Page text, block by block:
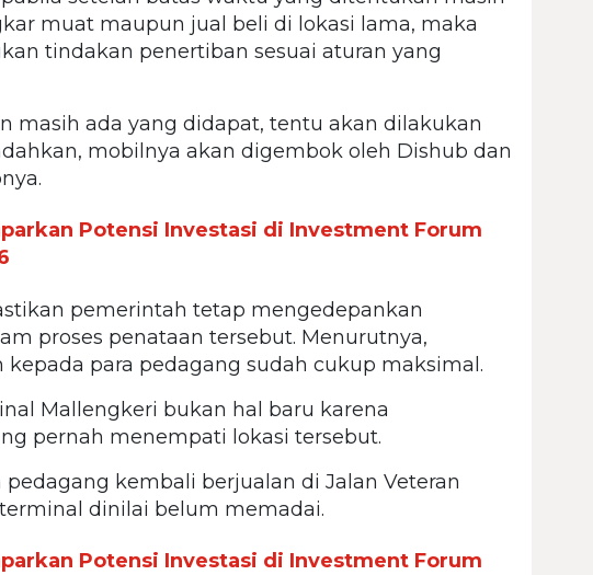
muat maupun jual beli di lokasi lama, maka
tindakan penertiban sesuai aturan yang
masih ada yang didapat, tentu akan dilakukan
mobilnya akan digembok oleh Dishub dan
Potensi Investasi di Investment Forum
pemerintah tetap mengedepankan
proses penataan tersebut. Menurutnya,
kepada para pedagang sudah cukup maksimal.
Mallengkeri bukan hal baru karena
pernah menempati lokasi tersebut.
kembali berjualan di Jalan Veteran
dinilai belum memadai.
Potensi Investasi di Investment Forum